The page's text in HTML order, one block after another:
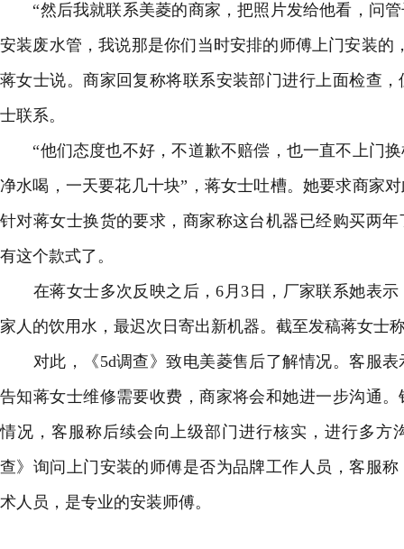
“然后我就联系美菱的商家，把照片发给他看，问管
安装废水管，我说那是你们当时安排的师傅上门安装的
蒋女士说。商家回复称将联系安装部门进行上面检查
士联系。
“他们态度也不好，不道歉不赔偿，也一直不上门换
净水喝，一天要花几十块”，蒋女士吐槽。她要求商家
针对蒋女士换货的要求，商家称这台机器已经购买两
有这个款式了。
在蒋女士多次反映之后，6月3日，厂家联系她表示
家人的饮用水，最迟次日寄出新机器。截至发稿蒋女士
对此，《5d调查》致电美菱售后了解情况。客服表
告知蒋女士维修需要收费，商家将会和她进一步沟通
情况，客服称后续会向上级部门进行核实，进行多方
查》询问上门安装的师傅是否为品牌工作人员，客服
术人员，是专业的安装师傅。